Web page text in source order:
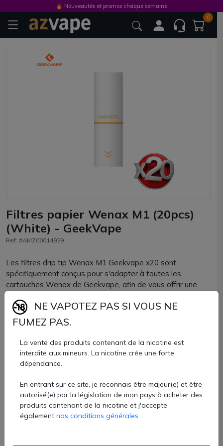
0
Filtres papier Wenax M1 (20pcs)
(White) - GeekVape
Ref: #AMZ00014929
Les filtres drip tip Wenax M1 Geekvape x20 sont
spécifiquement conçus pour s'adapter à toutes les
cartouches Wenax de Geekvape, afin de vous offrir une
Les filtres sont adaptés aux cartouches Wenax M1, mais
aussi aux cartouches Wenax S.
Filtres papier Wenax vendus par AZVape par lots de 20
unités.
3,40 €
Quantité
🔥 Nouveautés et promos chaque semaine
NE VAPOTEZ PAS SI VOUS NE
FUMEZ PAS.
La vente des produits contenant de la nicotine est
interdite aux mineurs. La nicotine crée une forte
dépendance.
En entrant sur ce site, je reconnais être majeur(e) et être
autorisé(e) par la législation de mon pays à acheter des
produits contenant de la nicotine et j'accepte
également nos conditions générales